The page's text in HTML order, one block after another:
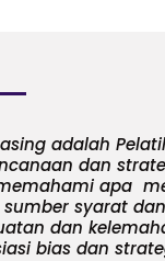
adalah
dan
apa
syarat
dan
bias dan